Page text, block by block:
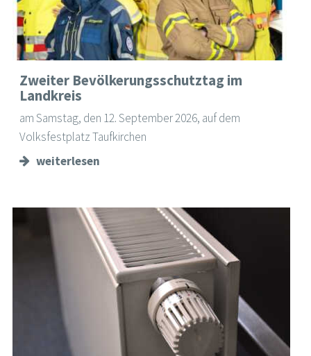
Zweiter Bevölkerungsschutztag im
Landkreis
am Samstag, den 12. September 2026, auf dem
Volksfestplatz Taufkirchen
weiterlesen